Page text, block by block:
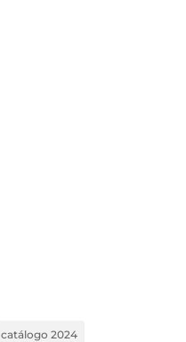
catálogo 2024